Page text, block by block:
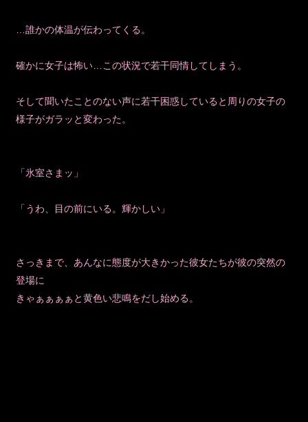
…誰かの体温が伝わってくる。
確かに女子は怖い…この状況で若干同情してしまう。
そして聞いたことのない声に若干困惑していると周りの女子の
様子がガラッと変わった。
「氷室さまッ」
「うわ、目の前にいる。輝かしい」
さっきまで、あんなに態度が大きかった彼女たちが彼の突然の
登場に
きゃぁぁぁぁと黄色い悲鳴をだし始める。